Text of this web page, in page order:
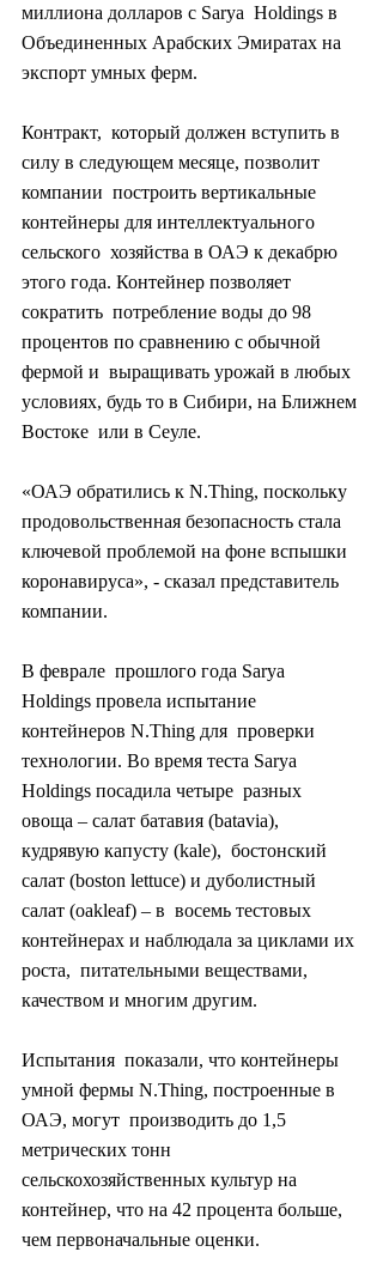
миллиона долларов с Sarya  Holdings в
Объединенных Арабских Эмиратах на
экспорт умных ферм.
Контракт,  который должен вступить в
силу в следующем месяце, позволит
компании  построить вертикальные
контейнеры для интеллектуального
сельского  хозяйства в ОАЭ к декабрю
этого года. Контейнер позволяет
сократить  потребление воды до 98
процентов по сравнению с обычной
фермой и  выращивать урожай в любых
условиях, будь то в Сибири, на Ближнем
Востоке  или в Сеуле.
«ОАЭ обратились к N.Thing, поскольку
продовольственная безопасность стала
ключевой проблемой на фоне вспышки
коронавируса», - сказал представитель
компании.
В феврале  прошлого года Sarya
Holdings провела испытание
контейнеров N.Thing для  проверки
технологии. Во время теста Sarya
Holdings посадила четыре  разных
овоща – салат батавия (batavia),
кудрявую капусту (kale),  бостонский
салат (boston lettuce) и дуболистный
салат (oakleaf) – в  восемь тестовых
контейнерах и наблюдала за циклами их
роста,  питательными веществами,
качеством и многим другим.
Испытания  показали, что контейнеры
умной фермы N.Thing, построенные в
ОАЭ, могут  производить до 1,5
метрических тонн
сельскохозяйственных культур на
контейнер, что на 42 процента больше,
чем первоначальные оценки.